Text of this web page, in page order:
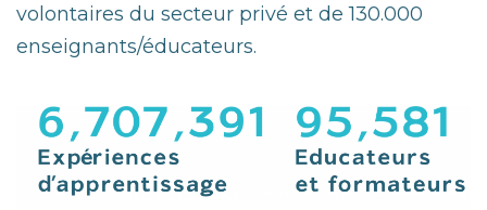
volontaires du secteur privé et de 130.000
enseignants/éducateurs.